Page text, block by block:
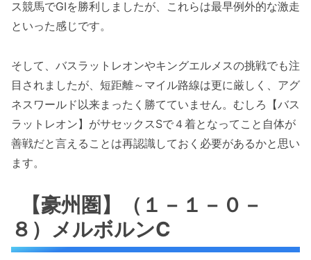
ス競馬でGIを勝利しましたが、これらは最早例外的な激走
といった感じです。
そして、バスラットレオンやキングエルメスの挑戦でも注
目されましたが、短距離～マイル路線は更に厳しく、アグ
ネスワールド以来まったく勝てていません。むしろ【バス
ラットレオン】がサセックスSで４着となってこと自体が
善戦だと言えることは再認識しておく必要があるかと思い
ます。
【豪州圏】（１－１－０－
８）メルボルンC